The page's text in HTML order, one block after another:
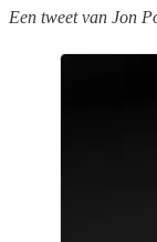
Een tweet van Jon